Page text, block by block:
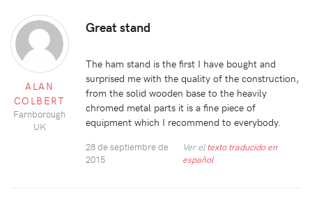
ALAN
COLBERT
Farnborough
UK
Great stand
The ham stand is the first I have bought and
surprised me with the quality of the construction,
from the solid wooden base to the heavily
chromed metal parts it is a fine piece of
equipment which I recommend to everybody.
28 de septiembre de
2015
Ver eltexto traducido en
español